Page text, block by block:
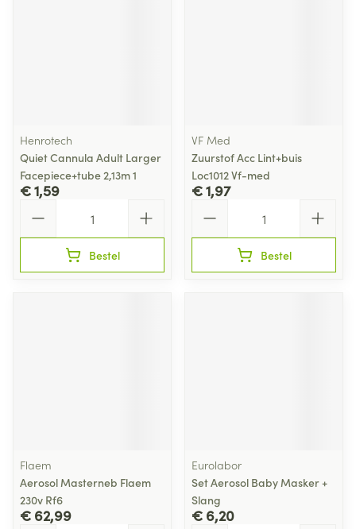
Henrotech
Quiet Cannula Adult Larger
Facepiece+tube 2,13m 1
€ 1,59
Bestel
VF Med
Zuurstof Acc Lint+buis
Loc1012 Vf-med
€ 1,97
Bestel
Flaem
Aerosol Masterneb Flaem
230v Rf6
€ 62,99
Eurolabor
Set Aerosol Baby Masker +
Slang
€ 6,20